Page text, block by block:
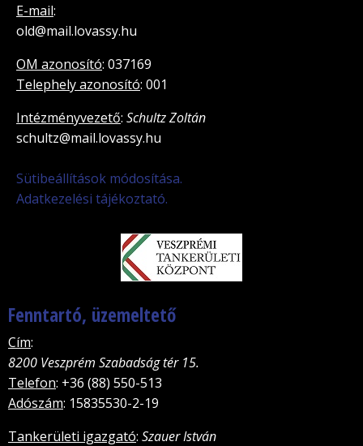
E-mail:
old@mail.lovassy.hu
OM azonosító: 037169
Telephely azonosító: 001
Intézményvezető: Schultz Zoltán
schultz@mail.lovassy.hu
Sütibeállítások módosítása.
Adatkezelési tájékoztató.
Fenntartó, üzemeltető
Cím:
8200 Veszprém Szabadság tér 15.
Telefon: +36 (88) 550-513
Adószám: 15835530-2-19
Tankerületi igazgató: Szauer István